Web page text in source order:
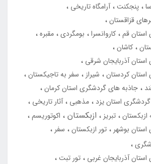
پنجکنت آرامگاه تاریخی
قزاقستان
قم کاروانسرا بومگردی مقبره
کاشان
آذربایجان شرقی
کردستان
شیراز
سفر به تاجیکستان
جاذبه های گردشگری استان کرمان
استان یزد مذهبی
آثار تاریخی
ازبکستان تبریز ازبکستان
اکوتوریسم
بوشهر
تور ازبکستان سفر
آذربایجان غربی
تور تبت